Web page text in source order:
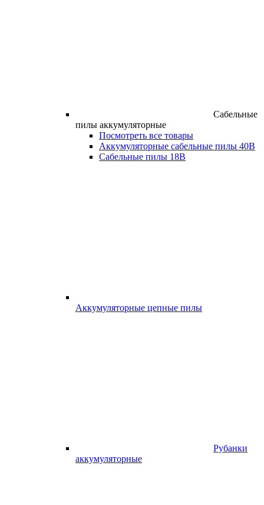
Сабельные
пилы аккумуляторные
Посмотреть все товары
Аккумуляторные сабельные пилы 40В
Сабельные пилы 18В
Аккумуляторные цепные пилы
Рубанки
аккумуляторные